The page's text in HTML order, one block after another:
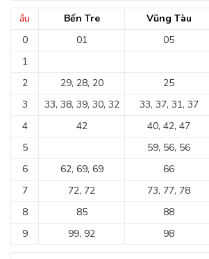
ầu Bến Tre Vũng Tàu
0
01 05
1
2
29, 28, 20 25
3
33, 38, 39, 30, 32 33, 37, 31, 37
4
42 40, 42, 47
5
59, 56, 56
6
62, 69, 69 66
7
72, 72 73, 77, 78
8
85 88
9
99, 92 98